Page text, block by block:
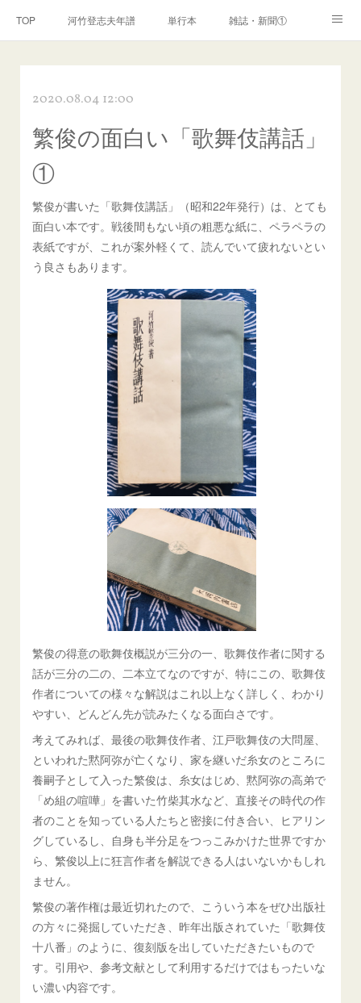
TOP 河竹登志夫年譜 単行本 雑誌・新聞①
河竹繁俊 年譜 河竹黙阿弥 年譜
2020.08.04 12:00
繁俊の面白い「歌舞伎講話」
①
繁俊が書いた「歌舞伎講話」（昭和22年発行）は、とても
面白い本です。戦後間もない頃の粗悪な紙に、ペラペラの
表紙ですが、これが案外軽くて、読んでいて疲れないとい
う良さもあります。
繁俊の得意の歌舞伎概説が三分の一、歌舞伎作者に関する
話が三分の二の、二本立てなのですが、特にこの、歌舞伎
作者についての様々な解説はこれ以上なく詳しく、わかり
やすい、どんどん先が読みたくなる面白さです。
考えてみれば、最後の歌舞伎作者、江戸歌舞伎の大問屋、
といわれた黙阿弥が亡くなり、家を継いだ糸女のところに
養嗣子として入った繁俊は、糸女はじめ、黙阿弥の高弟で
「め組の喧嘩」を書いた竹柴其水など、直接その時代の作
者のことを知っている人たちと密接に付き合い、ヒアリン
グしているし、自身も半分足をつっこみかけた世界ですか
ら、繁俊以上に狂言作者を解説できる人はいないかもしれ
ません。
繁俊の著作権は最近切れたので、こういう本をぜひ出版社
の方々に発掘していただき、昨年出版されていた「歌舞伎
十八番」のように、復刻版を出していただきたいもので
す。引用や、参考文献として利用するだけではもったいな
い濃い内容です。